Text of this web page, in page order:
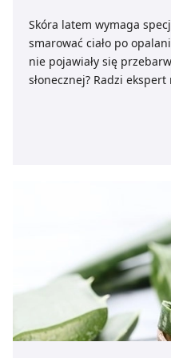
Skóra latem wymaga
smarować ciało po
nie pojawiały się
słonecznej? Radzi